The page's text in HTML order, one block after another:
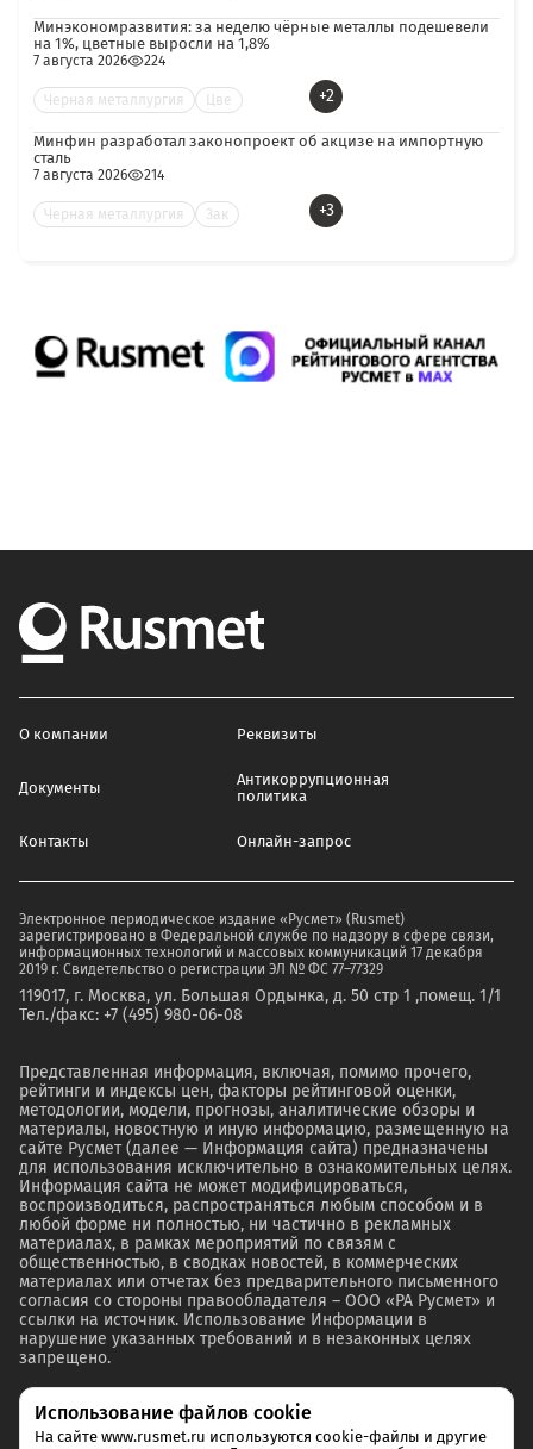
Минэкономразвития: за неделю чёрные металлы подешевели
на 1%, цветные выросли на 1,8%
7 августа 2026 224
Черная металлургия Цве +2
Минфин разработал законопроект об акцизе на импортную
сталь
7 августа 2026 214
Черная металлургия Зак +3
О компании Реквизиты
Документы
Антикоррупционная
политика
Контакты Онлайн-запрос
Электронное периодическое издание «Русмет» (Rusmet)
зарегистрировано в Федеральной службе по надзору в сфере связи,
информационных технологий и массовых коммуникаций 17 декабря
2019 г. Свидетельство о регистрации ЭЛ № ФС 77–77329
119017, г. Москва, ул. Большая Ордынка, д. 50 стр 1 ,помещ. 1/1
Тел./факс: +7 (495) 980-06-08
Представленная информация, включая, помимо прочего,
рейтинги и индексы цен, факторы рейтинговой оценки,
методологии, модели, прогнозы, аналитические обзоры и
материалы, новостную и иную информацию, размещенную на
сайте Русмет (далее — Информация сайта) предназначены
для использования исключительно в ознакомительных целях.
Информация сайта не может модифицироваться,
воспроизводиться, распространяться любым способом и в
любой форме ни полностью, ни частично в рекламных
материалах, в рамках мероприятий по связям с
общественностью, в сводках новостей, в коммерческих
материалах или отчетах без предварительного письменного
согласия со стороны правообладателя – ООО «РА Русмет» и
ссылки на источник. Использование Информации в
нарушение указанных требований и в незаконных целях
запрещено.
Использование файлов cookie
На сайте www.rusmet.ru используются cookie-файлы и другие